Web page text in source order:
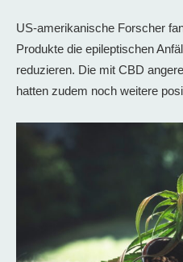
US-amerikanische Forscher
Produkte die epileptischen
reduzieren. Die mit CBD
hatten zudem noch weitere